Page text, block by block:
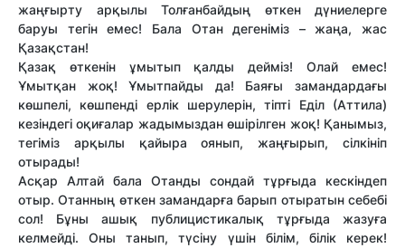
жаңғырту арқылы Толғанбайдың өткен дүниелерге
баруы тегін емес! Бала Отан дегеніміз – жаңа, жас
Қазақстан!
Қазақ өткенін ұмытып қалды дейміз! Олай емес!
Ұмытқан жоқ! Ұмытпайды да! Баяғы замандардағы
көшпелі, көшпенді ерлік шерулерін, тіпті Еділ (Аттила)
кезіндегі оқиғалар жадымыздан өшірілген жоқ! Қанымыз,
тегіміз арқылы қайыра оянып, жаңғырып, сілкініп
отырады!
Асқар Алтай бала Отанды сондай тұрғыда кескіндеп
отыр. Отанның өткен замандарға барып отыратын себебі
сол! Бұны ашық публицистикалық тұрғыда жазуға
келмейді. Оны танып, түсіну үшін білім, білік керек!